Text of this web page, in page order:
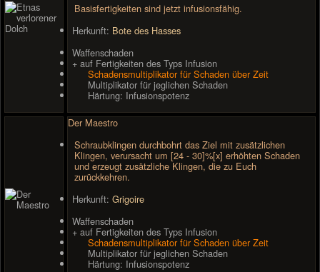
Basisfertigkeiten sind jetzt infusionsfähig.
Herkunft: Bote des Hasses
Waffenschaden
+ auf Fertigkeiten des Typs Infusion
Schadensmultiplikator für Schaden über Zeit
Multiplikator für jeglichen Schaden
Härtung: Infusionspotenz
Der Maestro
Schraubklingen durchbohrt das Ziel mit zusätzlichen
Klingen, verursacht um [24 - 30]%[x] erhöhten Schaden
und erzeugt zusätzliche Klingen, die zu Euch
zurückkehren.
Herkunft: Grigoire
Waffenschaden
+ auf Fertigkeiten des Typs Infusion
Schadensmultiplikator für Schaden über Zeit
Multiplikator für jeglichen Schaden
Härtung: Infusionspotenz